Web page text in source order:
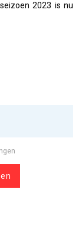
2023 is nu